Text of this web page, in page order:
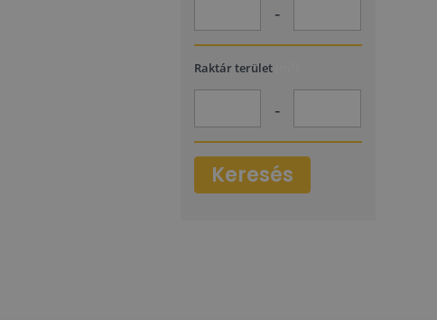
-
Raktár terület
-
Keresés